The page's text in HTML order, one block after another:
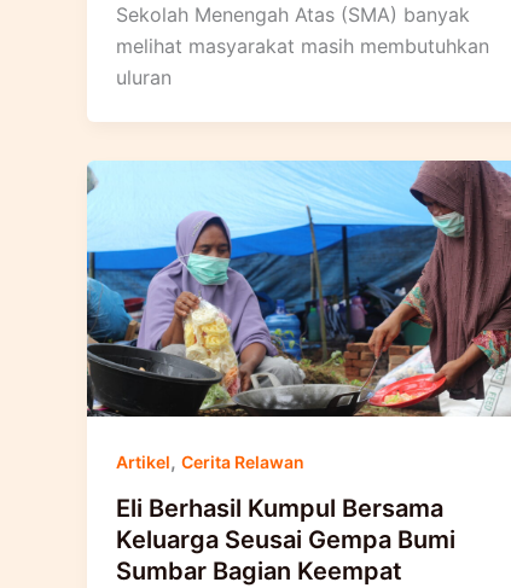
Sekolah Menengah Atas (SMA) banyak
melihat masyarakat masih membutuhkan
uluran
Artikel, Cerita Relawan
Eli Berhasil Kumpul Bersama
Keluarga Seusai Gempa Bumi
Sumbar Bagian Keempat